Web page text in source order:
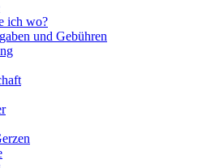
ich wo?
und Gebühren